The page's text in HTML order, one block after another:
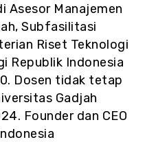
Asesor Manajemen
Subfasilitasi
Riset Teknologi
Republik Indonesia
Dosen tidak tetap
Gadjah
Founder dan CEO